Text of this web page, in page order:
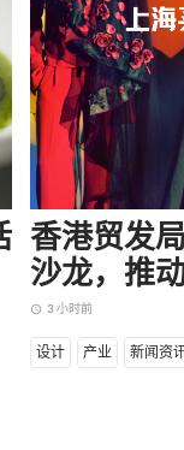
香港贸发
沙龙，推
access_time 3 小时前
设计 产业 新闻资